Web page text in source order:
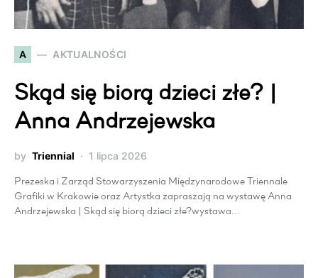
A AKTUALNOŚCI
Skąd się biorą dzieci złe? |
Anna Andrzejewska
by Triennial 1 lipca 2026
Prezeska i Zarząd Stowarzyszenia Międzynarodowe Triennale
Grafiki w Krakowie oraz Artystka zapraszają na wystawę Anna
Andrzejewska | Skąd się biorą dzieci złe?wystawa…